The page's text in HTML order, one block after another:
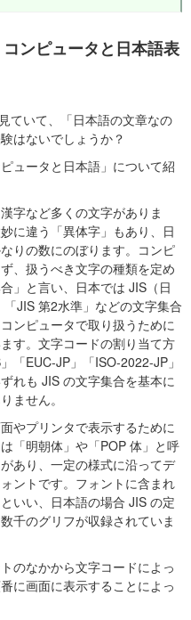
ンピュータと日本語表
ていて、「日本語の文章なの
はないでしょうか？
ュータと日本語」について紹
字など多くの文字がありま
に違う「異体字」もあり、日
りの数にのぼります。コンピ
、扱うべき文字の種類を定め
」と言い、日本では JIS（日
JIS 第2水準」などの文字集合
ンピュータで取り扱うために
す。文字コードの割り当て方
「EUC-JP」「ISO-2022-JP」
れも JIS の文字集合を基本に
ません。
やプリンタで表示するために
「明朝体」や「POP 体」と呼
あり、一定の様式に沿ってデ
ントです。フォントに含まれ
いい、日本語の場合 JIS の定
千のグリフが収録されていま
のなかから文字コードによっ
に画面に表示することによっ